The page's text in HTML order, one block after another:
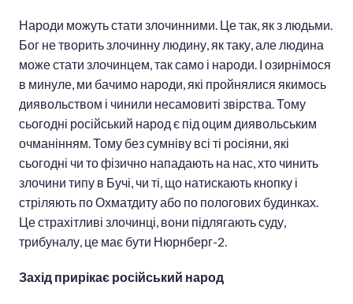
Народи можуть стати злочинними. Це так, як з людьми.
Бог не творить злочинну людину, як таку, але людина
може стати злочинцем, так само і народи. І озирнімося
в минуле, ми бачимо народи, які пройнялися якимось
диявольством і чинили несамовиті звірства. Тому
сьогодні російський народ є під оцим диявольським
очманінням. Тому без сумніву всі ті росіяни, які
сьогодні чи то фізично нападають на нас, хто чинить
злочини типу в Бучі, чи ті, що натискають кнопку і
стріляють по Охматдиту або по пологових будинках.
Це страхітливі злочинці, вони підлягають суду,
трибуналу, це має бути Нюрнберг-2.
Захід прирікає російський народ